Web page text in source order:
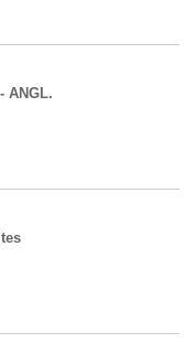
ANGL.